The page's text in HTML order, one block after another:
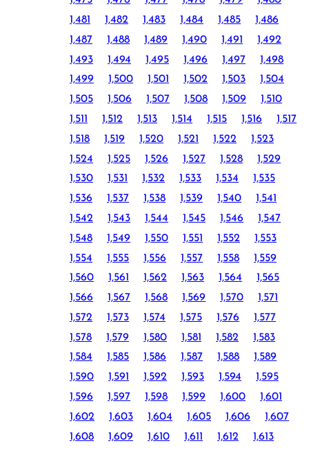
1,481
1,482 1,483 1,484 1,485
1,486
1,487
1,488 1,489 1,490 1,491
1,492
1,493
1,494 1,495 1,496 1,497
1,498
1,499
1,500 1,501 1,502 1,503
1,504
1,505
1,506 1,507 1,508 1,509
1,510
1,511
1,512 1,513 1,514 1,515 1,516
1,517
1,518
1,519 1,520 1,521 1,522
1,523
1,524
1,525 1,526 1,527 1,528
1,529
1,530
1,531 1,532 1,533 1,534
1,535
1,536
1,537 1,538 1,539 1,540
1,541
1,542
1,543 1,544 1,545 1,546
1,547
1,548
1,549 1,550 1,551 1,552
1,553
1,554
1,555 1,556 1,557 1,558
1,559
1,560
1,561 1,562 1,563 1,564
1,565
1,566
1,567 1,568 1,569 1,570
1,571
1,572
1,573 1,574 1,575 1,576
1,577
1,578
1,579 1,580 1,581 1,582
1,583
1,584
1,585 1,586 1,587 1,588
1,589
1,590
1,591 1,592 1,593 1,594
1,595
1,596
1,597 1,598 1,599 1,600
1,601
1,602
1,603 1,604 1,605 1,606
1,607
1,608
1,609 1,610 1,611 1,612
1,613